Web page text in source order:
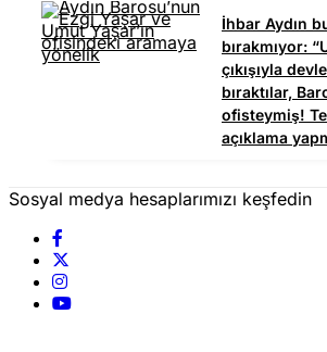
İhbar Aydın
bırakmıyor:
çıkışıyla
bıraktılar,
ofisteymiş!
açıklama
Sosyal medya hesaplarımızı keşfedin